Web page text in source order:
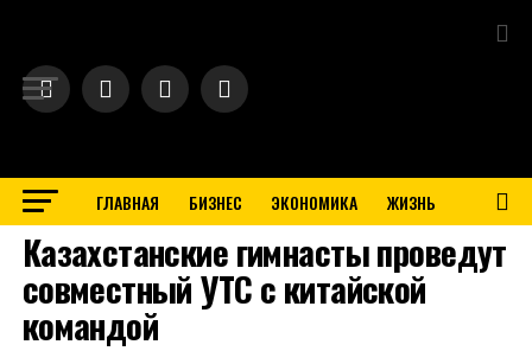
ГЛАВНАЯ БИЗНЕС ЭКОНОМИКА ЖИЗНЬ
BUSINESS
Казахстанские гимнасты проведут
совместный УТС с китайской
командой